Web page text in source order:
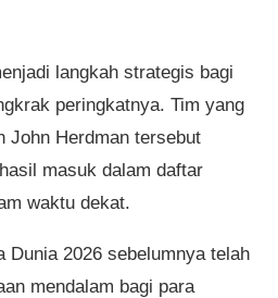
langkah strategis bagi
peringkatnya. Tim yang
John Herdman tersebut
masuk dalam daftar
waktu dekat.
Dunia 2026 sebelumnya telah
mendalam bagi para